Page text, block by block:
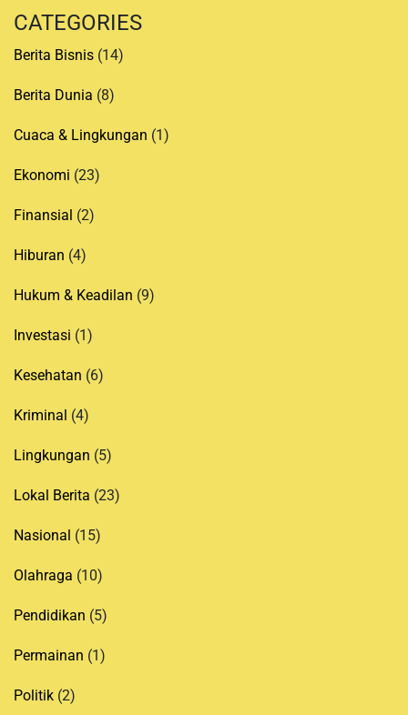
CATEGORIES
Berita Bisnis (14)
Berita Dunia (8)
Cuaca & Lingkungan (1)
Ekonomi (23)
Finansial (2)
Hiburan (4)
Hukum & Keadilan (9)
Investasi (1)
Kesehatan (6)
Kriminal (4)
Lingkungan (5)
Lokal Berita (23)
Nasional (15)
Olahraga (10)
Pendidikan (5)
Permainan (1)
Politik (2)